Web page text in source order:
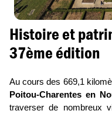
Histoire et
37ème édition
Au cours des 669,1
Poitou-Charentes en
traverser de nombreux